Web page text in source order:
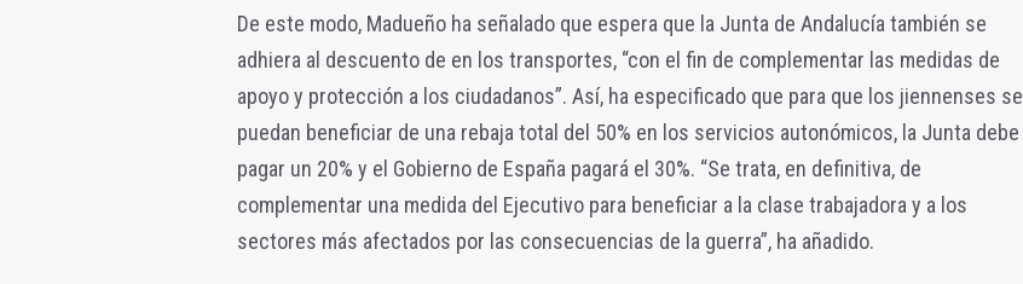
De este modo, Madueño ha señalado que espera que la Junta de Andalucía también se
adhiera al descuento de en los transportes, “con el fin de complementar las medidas de
apoyo y protección a los ciudadanos”. Así, ha especificado que para que los jiennenses se
puedan beneficiar de una rebaja total del 50% en los servicios autonómicos, la Junta debe
pagar un 20% y el Gobierno de España pagará el 30%. “Se trata, en definitiva, de
complementar una medida del Ejecutivo para beneficiar a la clase trabajadora y a los
sectores más afectados por las consecuencias de la guerra”, ha añadido.